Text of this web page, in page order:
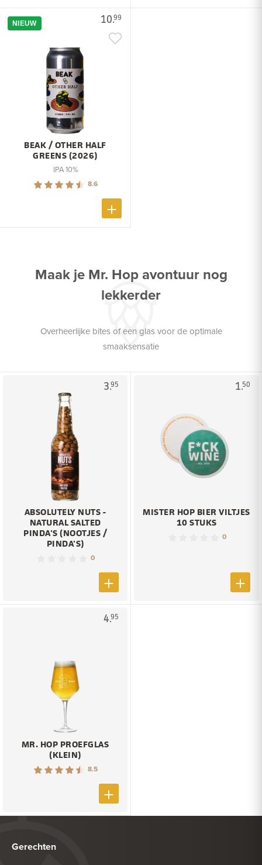
10.99
NIEUW
BEAK / OTHER HALF
GREENS (2026)
IPA 10%
8.6
Maak je Mr. Hop avontuur nog
lekkerder
Overheerlijke bites of een glas voor de optimale
smaaksensatie
3.95
ABSOLUTELY NUTS -
NATURAL SALTED
PINDA'S (NOOTJES /
PINDA'S)
0
1.50
MISTER HOP BIER VILTJES
10 STUKS
0
4.95
MR. HOP PROEFGLAS
(KLEIN)
8.5
Gerechten